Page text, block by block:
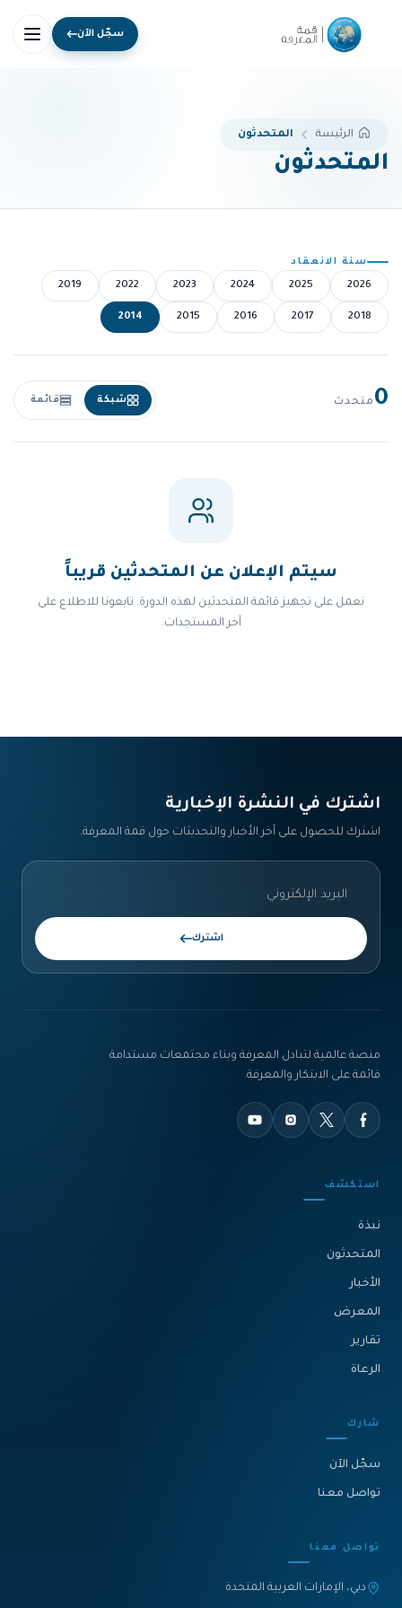
سجّل الآن
الرئيسة المتحدثون
المتحدثون
سنة الانعقاد
2026
2025
2024
2023
2022
2019
2018
2017
2016
2015
2014
0 متحدث شبكة قائمة
سيتم الإعلان عن المتحدثين قريباً
نعمل على تجهيز قائمة المتحدثين لهذه الدورة. تابعونا للاطلاع على
آخر المستجدات.
اشترك في النشرة الإخبارية‎
اشترك للحصول على آخر الأخبار والتحديثات حول قمة المعرفة.
اشترك
منصة عالمية لتبادل المعرفة وبناء مجتمعات مستدامة
قائمة على الابتكار والمعرفة.
استكشف
نبذة‎
المتحدثون
الأخبار
المعرض
تقارير
الرعاة
شارك
سجّل الآن
تواصل معنا
تواصل معنا
دبي، الإمارات العربية المتحدة